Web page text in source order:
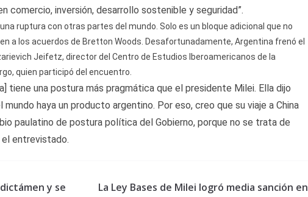
comercio, inversión, desarrollo sostenible y seguridad”.
ruptura con otras partes del mundo. Solo es un bloque adicional que no
a los acuerdos de Bretton Woods. Desafortunadamente, Argentina frenó el
Jeifetz, director del Centro de Estudios Iberoamericanos de la
quien participó del encuentro.
tiene una postura más pragmática que el presidente Milei. Ella dijo
haya un producto argentino. Por eso, creo que su viaje a China
paulatino de postura política del Gobierno, porque no se trata de
el entrevistado.
y se
La Ley Bases de Milei logró media sanción en